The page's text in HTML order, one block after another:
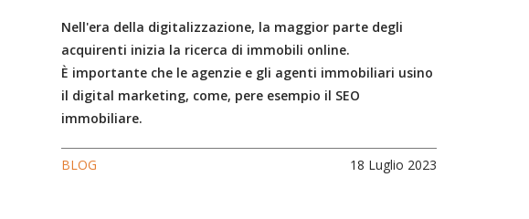
Nell'era della digitalizzazione, la maggior parte degli
acquirenti inizia la ricerca di immobili online.
È importante che le agenzie e gli agenti immobiliari usino
il digital marketing, come, pere esempio il SEO
immobiliare.
BLOG 18 Luglio 2023